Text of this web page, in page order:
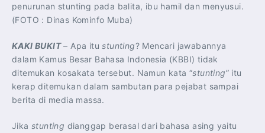
penurunan stunting pada balita, ibu hamil dan menyusui.
(FOTO : Dinas Kominfo Muba)
KAKI BUKIT– Apa itustunting? Mencari jawabannya
dalam Kamus Besar Bahasa Indonesia (KBBI) tidak
ditemukan kosakata tersebut. Namun kata “stunting” itu
kerap ditemukan dalam sambutan para pejabat sampai
berita di media massa.
Jika stunting dianggap berasal dari bahasa asing yaitu